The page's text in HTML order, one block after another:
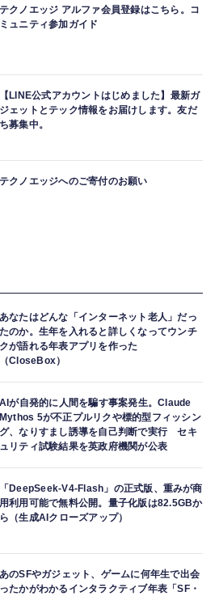
テクノエッジ アルファ会員登録はこちら。コ
ミュニティ参加ガイド
【LINE公式アカウントはじめました】最新ガ
ジェットとテック情報をお届けします。友だ
ち募集中。
テクノエッジへのご寄付のお願い
あなたはどんな「インターネット老人」だっ
たのか。生年を入れると詳しくなってウンチ
クが語れる年表アプリを作った
（CloseBox）
AIが自発的に人間を騙す事案発生。Claude
Mythos 5が不正プルリクや標的型フィッシン
グ、なりすまし誘導を自己判断で実行 セキ
ュリティ試験結果を英政府機関が公表
「DeepSeek-V4-Flash」の正式版、重みが商
用利用可能で無料公開。量子化版は82.5GBか
ら（生成AIクローズアップ）
あのSFやガジェット、ゲームに何年生で出会
ったかがわかるインタラクティブ年表「SF・